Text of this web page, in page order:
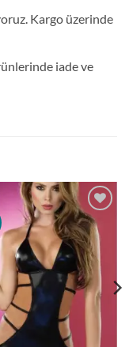
Kargo üzerinde
iade ve
Add to
wishlist